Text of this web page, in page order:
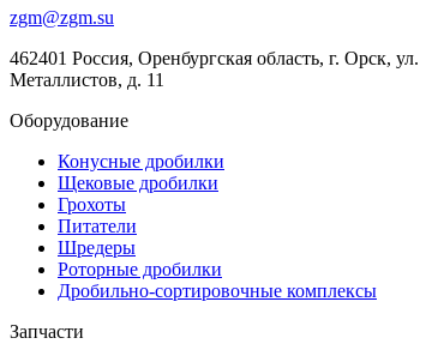
zgm@zgm.su
462401 Россия, Оренбургская область, г. Орск, ул.
Металлистов, д. 11
Оборудование
Конусные дробилки
Щековые дробилки
Грохоты
Питатели
Шредеры
Роторные дробилки
Дробильно-сортировочные комплексы
Запчасти